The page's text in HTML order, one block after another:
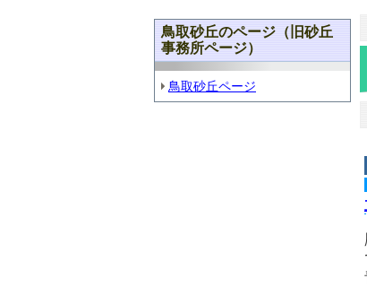
鳥取砂丘のページ（旧砂丘
事務所ページ）
鳥取砂丘ページ